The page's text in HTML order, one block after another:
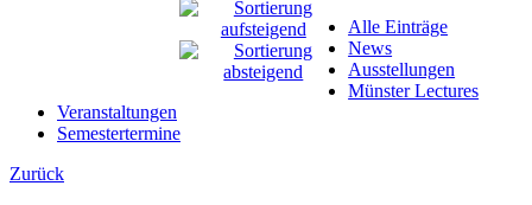
Alle Einträge
News
Ausstellungen
Münster Lectures
Veranstaltungen
Semestertermine
Zurück